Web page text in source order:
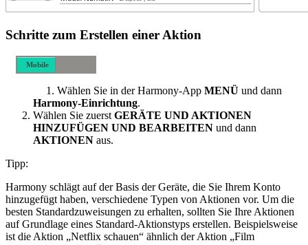
Schritte zum Erstellen einer Aktion
Mobile
Wählen Sie in der Harmony-App MENÜ und dann
Harmony-Einrichtung.
Wählen Sie zuerst GERÄTE UND AKTIONEN
HINZUFÜGEN UND BEARBEITEN und dann
AKTIONEN aus.
Tipp:
Harmony schlägt auf der Basis der Geräte, die Sie Ihrem Konto
hinzugefügt haben, verschiedene Typen von Aktionen vor. Um die
besten Standardzuweisungen zu erhalten, sollten Sie Ihre Aktionen
auf Grundlage eines Standard-Aktionstyps erstellen. Beispielsweise
ist die Aktion „Netflix schauen“ ähnlich der Aktion „Film